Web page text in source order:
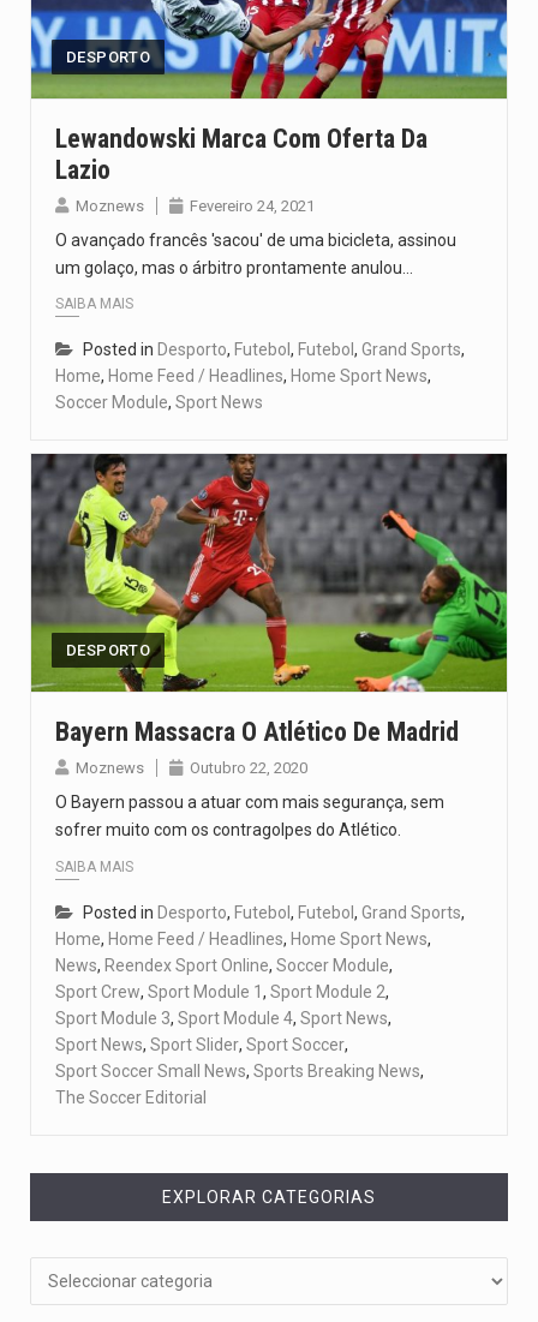
DESPORTO
Lewandowski Marca Com Oferta Da
Lazio
Moznews Fevereiro 24, 2021
O avançado francês 'sacou' de uma bicicleta, assinou
um golaço, mas o árbitro prontamente anulou…
SAIBA MAIS
Posted in Desporto, Futebol , Futebol , Grand Sports,
Home, Home Feed / Headlines, Home Sport News,
Soccer Module, Sport News
DESPORTO
Bayern Massacra O Atlético De Madrid
Moznews Outubro 22, 2020
O Bayern passou a atuar com mais segurança, sem
sofrer muito com os contragolpes do Atlético.
SAIBA MAIS
Posted in Desporto, Futebol , Futebol , Grand Sports,
Home, Home Feed / Headlines, Home Sport News,
News, Reendex Sport Online, Soccer Module,
Sport Crew, Sport Module 1 , Sport Module 2,
Sport Module 3, Sport Module 4, Sport News,
Sport News, Sport Slider, Sport Soccer,
Sport Soccer Small News, Sports Breaking News,
The Soccer Editorial
EXPLORAR CATEGORIAS